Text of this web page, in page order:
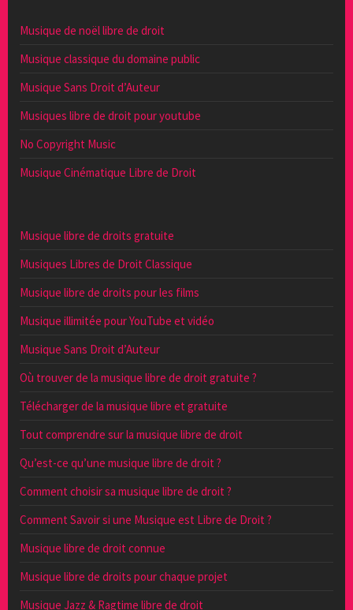
Musique de noël libre de droit
Musique classique du domaine public
Musique Sans Droit d’Auteur
Musiques libre de droit pour youtube
No Copyright Music
Musique Cinématique Libre de Droit
Musique libre de droits gratuite
Musiques Libres de Droit Classique
Musique libre de droits pour les films
Musique illimitée pour YouTube et vidéo
Musique Sans Droit d’Auteur
Où trouver de la musique libre de droit gratuite ?
Télécharger de la musique libre et gratuite
Tout comprendre sur la musique libre de droit
Qu’est-ce qu’une musique libre de droit ?
Comment choisir sa musique libre de droit ?
Comment Savoir si une Musique est Libre de Droit ?
Musique libre de droit connue
Musique libre de droits pour chaque projet
Musique Jazz & Ragtime libre de droit